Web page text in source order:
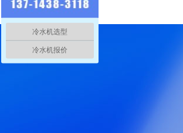
冷水机选型
冷水机报价